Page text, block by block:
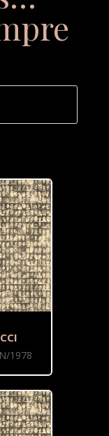
1978